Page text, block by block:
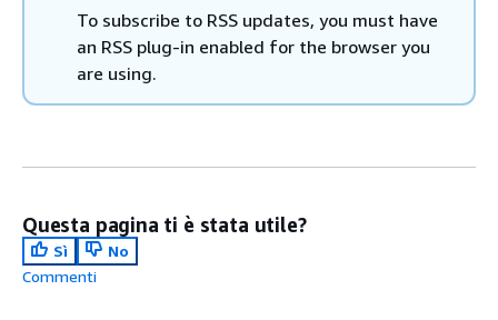
To subscribe to RSS updates, you must have
an RSS plug-in enabled for the browser you
are using.
Questa pagina ti è stata utile?
Sì
No
Commenti